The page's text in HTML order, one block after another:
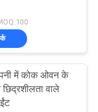
ईंट
में कोक ओवन के
वाले